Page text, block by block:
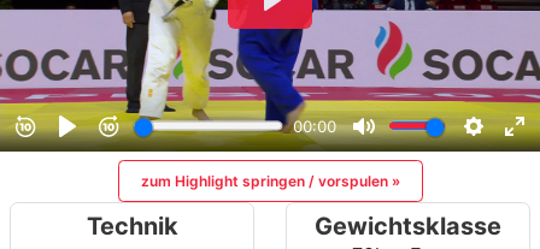
zum Highlight springen / vorspulen »
Technik Gewichtsklasse